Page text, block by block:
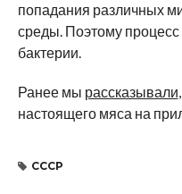
попадания различных
среды. Поэтому
бактерии.
Ранее мы рассказывали
настоящего мяса на
СССР